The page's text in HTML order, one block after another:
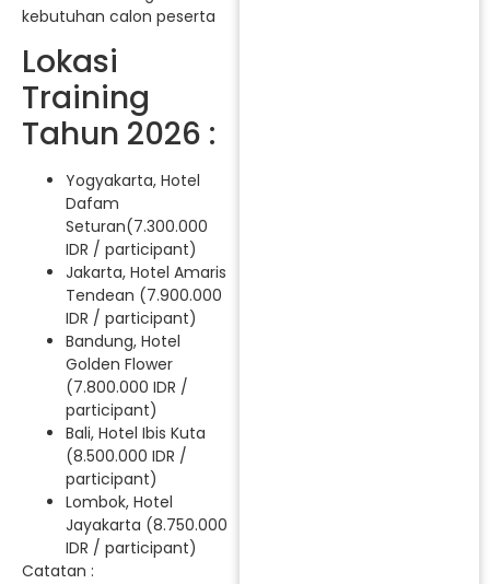
kebutuhan calon peserta
Lokasi
Training
Tahun 2026 :
Yogyakarta, Hotel
Dafam
Seturan(7.300.000
IDR / participant)
Jakarta, Hotel Amaris
Tendean (7.900.000
IDR / participant)
Bandung, Hotel
Golden Flower
(7.800.000 IDR /
participant)
Bali, Hotel Ibis Kuta
(8.500.000 IDR /
participant)
Lombok, Hotel
Jayakarta (8.750.000
IDR / participant)
Catatan :